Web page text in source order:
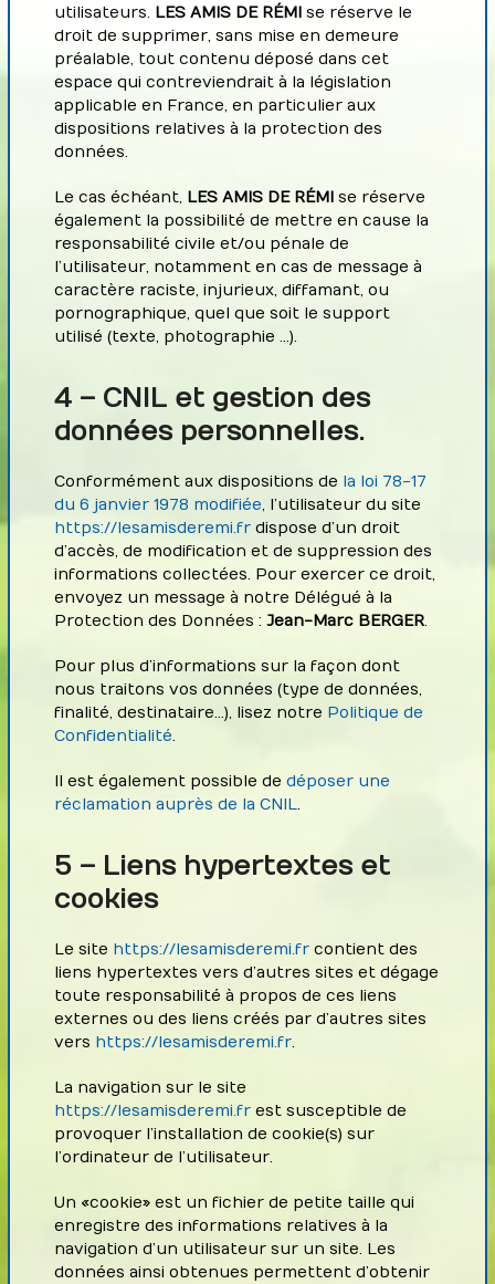
utilisateurs. LES AMIS DE RÉMI se réserve le
droit de supprimer, sans mise en demeure
préalable, tout contenu déposé dans cet
espace qui contreviendrait à la législation
applicable en France, en particulier aux
dispositions relatives à la protection des
données.
Le cas échéant, LES AMIS DE RÉMI se réserve
également la possibilité de mettre en cause la
responsabilité civile et/ou pénale de
l’utilisateur, notamment en cas de message à
caractère raciste, injurieux, diffamant, ou
pornographique, quel que soit le support
utilisé (texte, photographie …).
4 – CNIL et gestion des
données personnelles.
Conformément aux dispositions de la loi 78-17
du 6 janvier 1978 modifiée, l’utilisateur du site
https://lesamisderemi.fr dispose d’un droit
d’accès, de modification et de suppression des
informations collectées. Pour exercer ce droit,
envoyez un message à notre Délégué à la
Protection des Données :Jean-Marc BERGER.
Pour plus d’informations sur la façon dont
nous traitons vos données (type de données,
finalité, destinataire…), lisez notre Politique de
Confidentialité.
Il est également possible dedéposer une
réclamation auprès de la CNIL.
5 – Liens hypertextes et
cookies
Le site https://lesamisderemi.fr contient des
liens hypertextes vers d’autres sites et dégage
toute responsabilité à propos de ces liens
externes ou des liens créés par d’autres sites
vers https://lesamisderemi.fr.
La navigation sur le site
https://lesamisderemi.fr est susceptible de
provoquer l’installation de cookie(s) sur
l’ordinateur de l’utilisateur.
Un « cookie » est un fichier de petite taille qui
enregistre des informations relatives à la
navigation d’un utilisateur sur un site. Les
données ainsi obtenues permettent d’obtenir